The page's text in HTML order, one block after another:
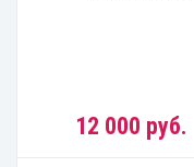
12 000 руб.